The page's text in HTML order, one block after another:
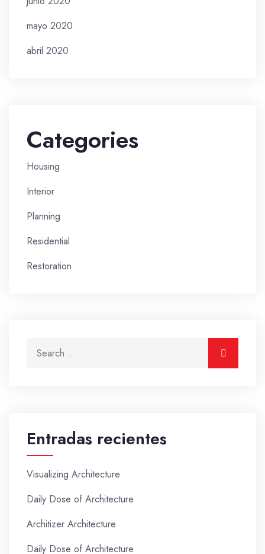
mayo 2020
abril 2020
Categories
Housing
Interior
Planning
Residential
Restoration
Entradas recientes
Visualizing Architecture
Daily Dose of Architecture
Architizer Architecture
Daily Dose of Architecture